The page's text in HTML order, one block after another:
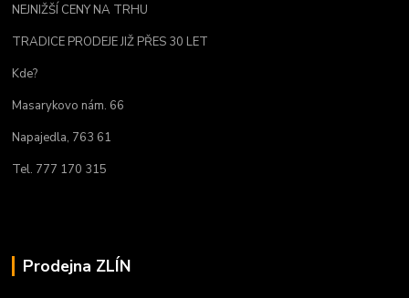
NEJNIŽŠÍ CENY NA TRHU
TRADICE PRODEJE JIŽ PŘES 30 LET
Kde?
Masarykovo nám. 66
Napajedla, 763 61
Tel. 777 170 315
Prodejna ZLÍN